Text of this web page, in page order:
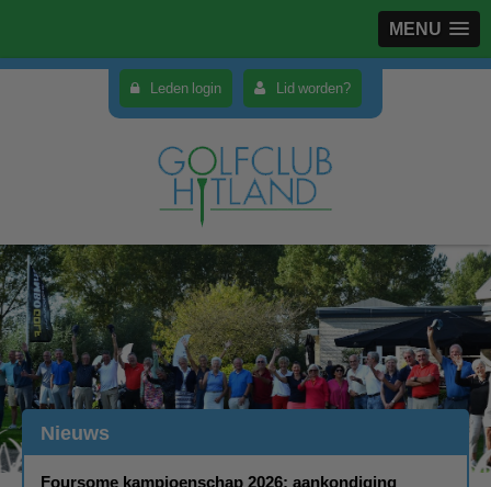
MENU
Leden login Lid worden?
Nieuws
Foursome kampioenschap 2026: aankondiging